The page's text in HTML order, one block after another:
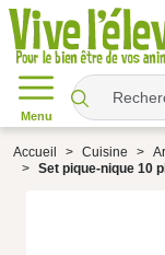
Menu
Accueil Cuisine
Set pique-nique 10